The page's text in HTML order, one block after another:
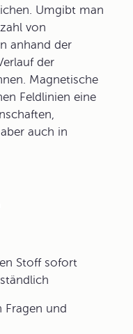
Umgibt man
von
anhand der
der
Magnetische
Feldlinien eine
auch in
Stoff sofort
Fragen und